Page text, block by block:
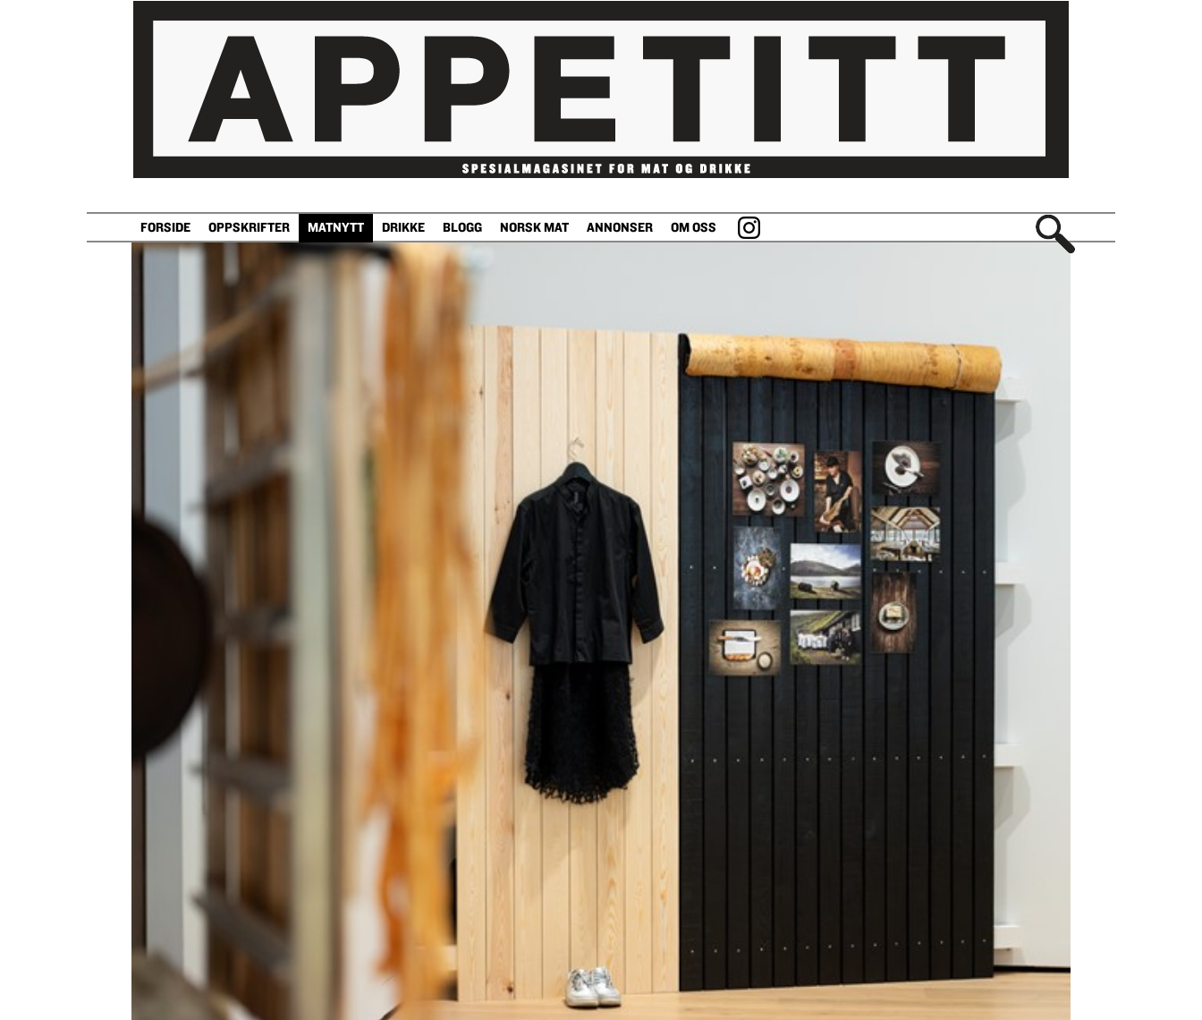
FORSIDE OPPSKRIFTER MATNYTT DRIKKE BLOGG NORSK MAT ANNONSER OM OSS